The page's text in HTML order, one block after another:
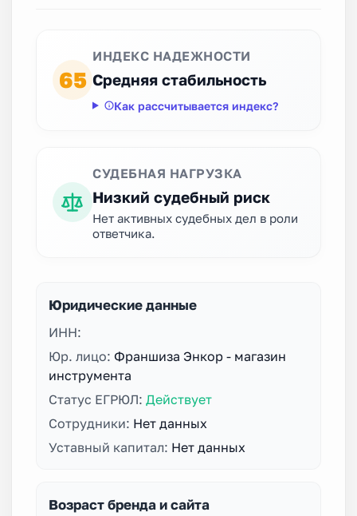
65
ИНДЕКС НАДЕЖНОСТИ
Средняя стабильность
Как рассчитывается индекс?
СУДЕБНАЯ НАГРУЗКА
Низкий судебный риск
Нет активных судебных дел в роли
ответчика.
Юридические данные
ИНН:
Юр. лицо: Франшиза Энкор - магазин
инструмента
Статус ЕГРЮЛ: Действует
Сотрудники: Нет данных
Уставный капитал: Нет данных
Возраст бренда и сайта